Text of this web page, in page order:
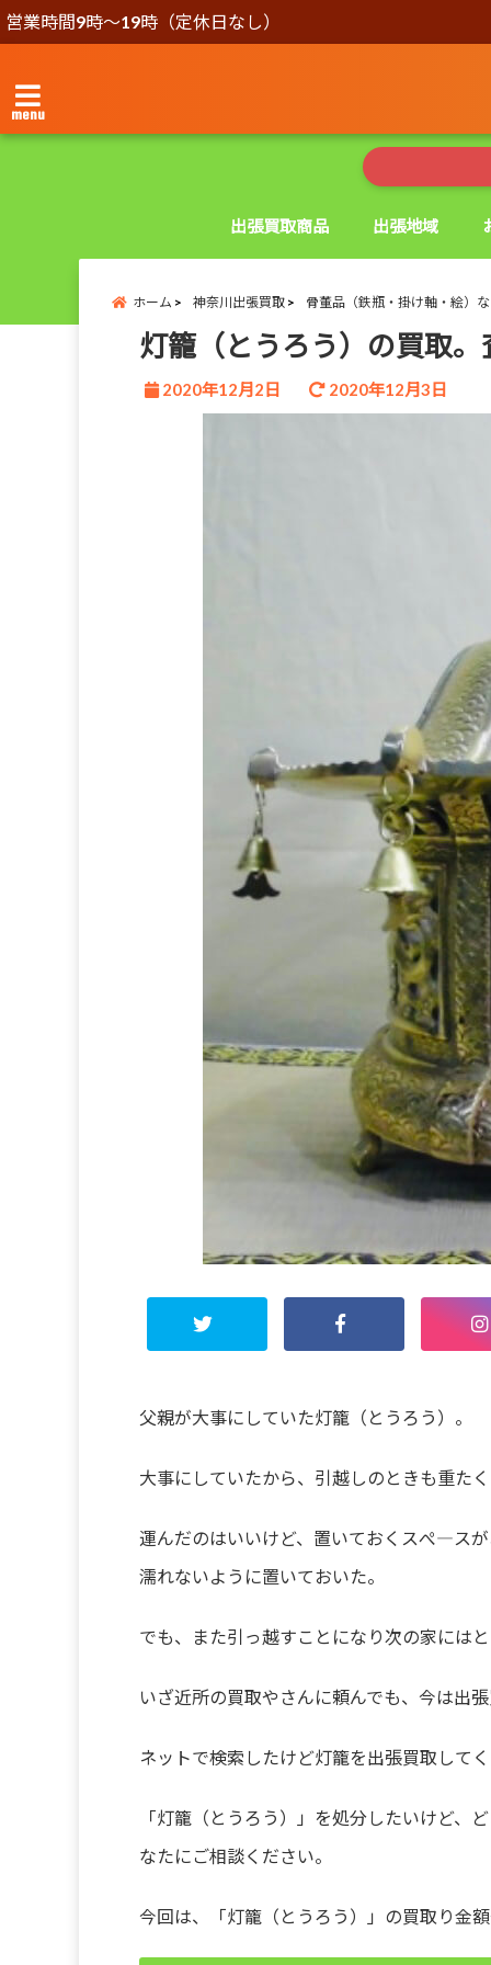
営業時間9時～19時（定休日なし）
menu
出張買取商品 出張地域
ホーム 神奈川出張買取 骨董品（鉄瓶・掛け軸・絵）
灯籠（とうろう）の買取
2020年12月2日 2020年12月3日
父親が大事にしていた灯籠（とうろう）。
大事にしていたから、引越しのときも重た
運んだのはいいけど、置いておくスぺ―ス
濡れないように置いておいた。
でも、また引っ越すことになり次の家には
いざ近所の買取やさんに頼んでも、今は出
ネットで検索したけど灯籠を出張買取して
「灯籠（とうろう）」を処分したいけど、
なたにご相談ください。
今回は、「灯籠（とうろう）」の買取り金